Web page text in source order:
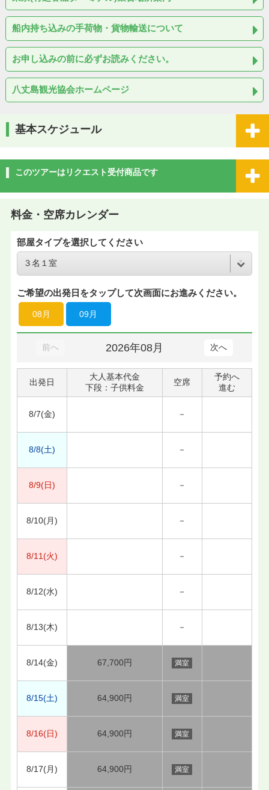
船内持ち込みの手荷物・貨物輸送について
お申し込みの前に必ずお読みください。
八丈島観光協会ホームページ
基本スケジュール
このツアーはリクエスト受付商品です
料金・空席カレンダー
部屋タイプを選択してください
ご希望の出発日をタップして次画面にお進みください。
08月 09月
前へ 2026年08月 次へ
出発日
大人基本代金
下段：子供料金
空席
予約へ
進む
8/7(金) －
8/8(土) －
8/9(日) －
8/10(月) －
8/11(火) －
8/12(水) －
8/13(木) －
8/14(金) 67,700円 満室
8/15(土) 64,900円 満室
8/16(日) 64,900円 満室
8/17(月) 64,900円 満室